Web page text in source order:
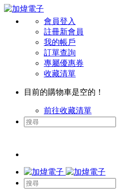
會員登入
註冊新會員
我的帳戶
訂單查詢
專屬優惠券
收藏清單
目前的購物車是空的！
前往收藏清單